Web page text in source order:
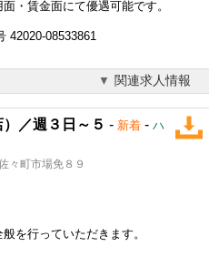
・賃金面にて優遇可能です。
08533861
関連求人情報
／週３日～５ - 新着 - ハ
々町市場免８９
を行っていただきます。